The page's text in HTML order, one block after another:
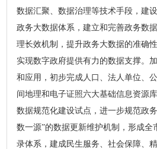
数据汇聚、数据治理等技术手段，建
政务大数据体系，建立和完善政务数
理长效机制，提升政务大数据的准确
实现数字政府提供有力的数据支撑。
和应用，初步完成人口、法人单位、
间地理和电子证照六大基础信息资源
数据规范化建设试点，进一步规范政
数一源”的数据更新维护机制，形成全
录体系，建成民生服务、社会保障、